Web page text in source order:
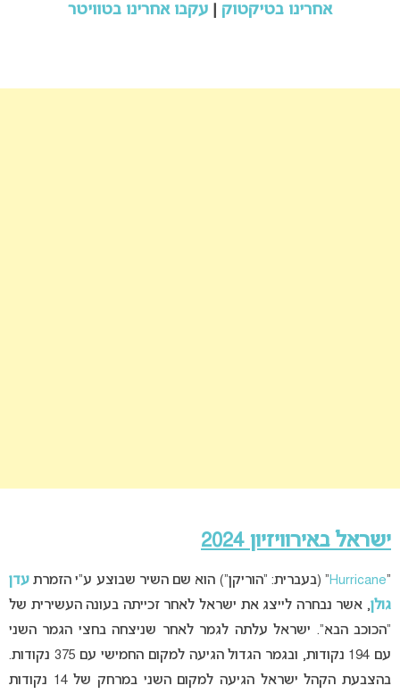
אחרינו בטיקטוק| עקבו אחרינו בטוויטר
ישראל באירוויזיון 2024
Hurricane” (בעברית: “הוריקן”) הוא שם השיר שבוצע ע”י הזמרת עדן
גולן, אשר נבחרה לייצג את ישראל לאחר זכייתה בעונה העשירית של
“הכוכב הבא”. ישראל עלתה לגמר לאחר שניצחה בחצי הגמר השני
עם 194 נקודות, ובגמר הגדול הגיעה למקום החמישי עם 375 נקודות.
בהצבעת הקהל ישראל הגיעה למקום השני במרחק של 14 נקודות